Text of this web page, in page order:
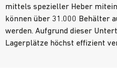
mittels spezieller Heber
können über 31.000 Behälter
werden. Aufgrund dieser
Lagerplätze höchst effizient